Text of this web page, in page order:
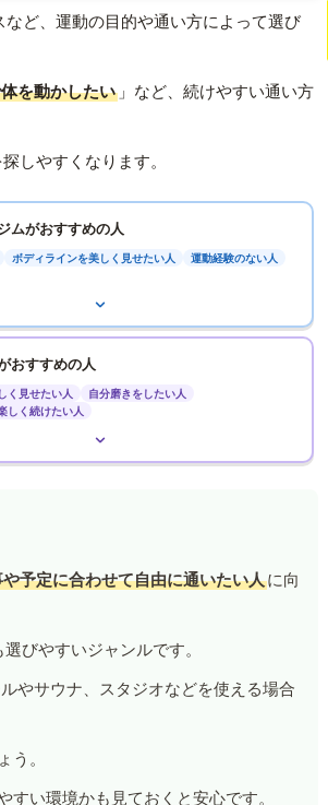
ど、運動の目的や通い方によって選び
を動かしたい 」など、続けやすい通い方
しやすくなります。
ムがおすすめの人
ボディラインを美しく見せたい人 運動経験のない人
おすすめの人
く見せたい人
自分磨きをしたい人
しく続けたい人
予定に合わせて自由に通いたい人に向
びやすいジャンルです。
やサウナ、スタジオなどを使える場合
。
い環境かも見ておくと安心です。